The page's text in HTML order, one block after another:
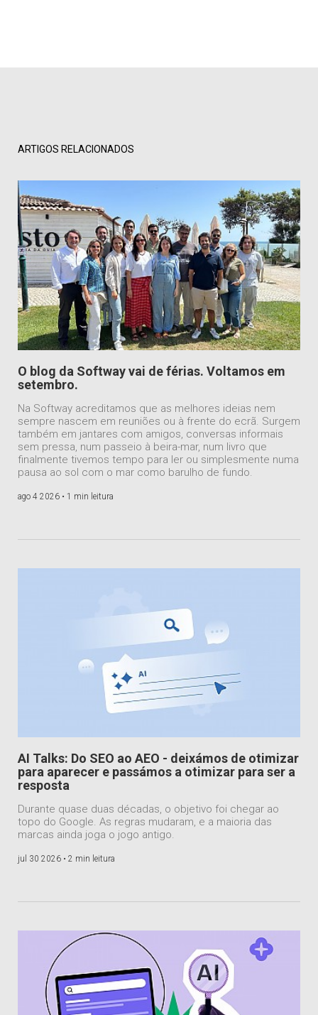
ARTIGOS RELACIONADOS
O blog da Softway vai de férias. Voltamos em
setembro.
Na Softway acreditamos que as melhores ideias nem
sempre nascem em reuniões ou à frente do ecrã. Surgem
também em jantares com amigos, conversas informais
sem pressa, num passeio à beira-mar, num livro que
finalmente tivemos tempo para ler ou simplesmente numa
pausa ao sol com o mar como barulho de fundo.
ago 4 2026 • 1 min leitura
AI Talks: Do SEO ao AEO - deixámos de otimizar
para aparecer e passámos a otimizar para ser a
resposta
Durante quase duas décadas, o objetivo foi chegar ao
topo do Google. As regras mudaram, e a maioria das
marcas ainda joga o jogo antigo.
jul 30 2026 • 2 min leitura